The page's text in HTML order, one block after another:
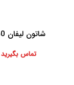
اطلاعات بیشترشاتون لیفان x60
تماس بگیرید